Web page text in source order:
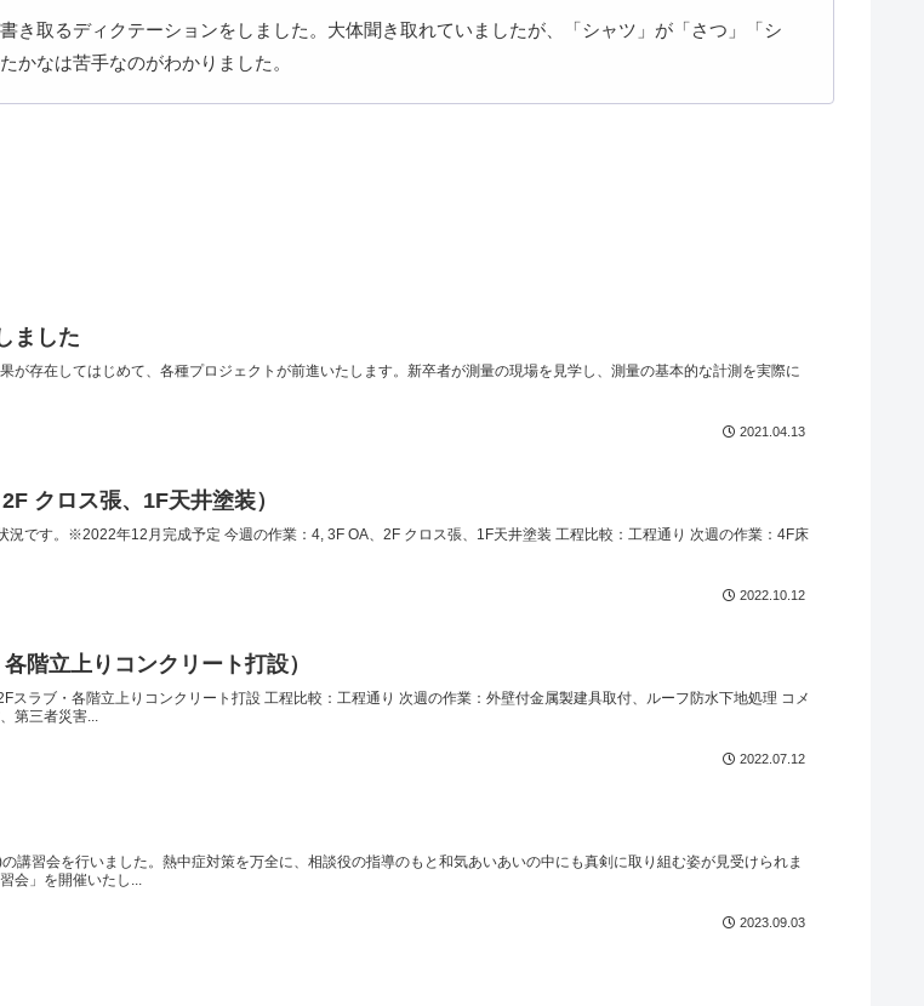
き取るディクテーションをしました。大体聞き取れていましたが、「シャツ」が「さつ」「シ
かなは苦手なのがわかりました。
ました
が存在してはじめて、各種プロジェクトが前進いたします。新卒者が測量の現場を見学し、測量の基本的な計測を実際に
2021.04.13
クロス張、1F天井塗装）
です。※2022年12月完成予定 今週の作業：4, 3F OA、2F クロス張、1F天井塗装 工程比較：工程通り 次週の作業：4F床
2022.10.12
階立上りコンクリート打設）
ラブ・各階立上りコンクリート打設 工程比較：工程通り 次週の作業：外壁付金属製建具取付、ルーフ防水下地処理 コメ
第三者災害...
2022.07.12
講習会を行いました。熱中症対策を万全に、相談役の指導のもと和気あいあいの中にも真剣に取り組む姿が見受けられま
会」を開催いたし...
2023.09.03